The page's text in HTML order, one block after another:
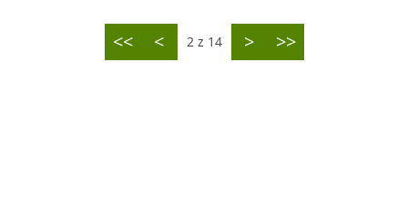
<< < 2 z 14 > >>